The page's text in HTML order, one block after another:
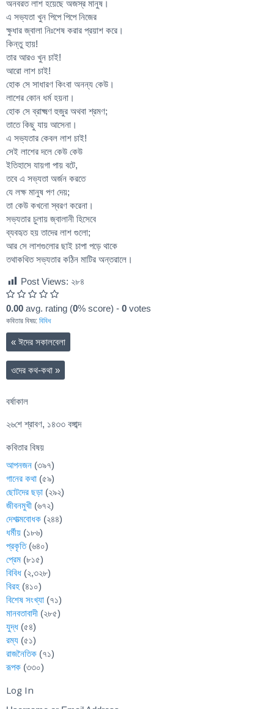
অনবরত লাশ হয়েছে অজস্র মানুষ।
এ সভ্যতা খুন পিপে পিপে নিজের
ক্ষুধার জ্বালা নিঃশেষ করার প্রয়াশ করে।
কিন্তু হায়!
তার আরও খুন চাই!
আরো লাশ চাই!
হোক সে সাধারণ কিংবা অনন্য কেউ।
লাশের কোন ধর্ম হয়না।
হোক সে ব্রাক্ষ্মণ হুজুর অথবা শ্রমণ;
তাতে কিছু যায় আসেনা।
এ সভ্যতার কেবল লাশ চাই!
সেই লাশের দলে কেউ কেউ
ইতিহাসে যায়গা পায় বটে,
তবে এ সভ্যতা অর্জন করতে
যে লক্ষ মানুষ পণ দেয়;
তা কেউ কখনো স্বরণ করেনা।
সভ্যতার চুলায় জ্বালানী হিসেবে
ব্যবহৃত হয় তাদের লাশ গুলো;
আর সে লাশগুলোর ছাই চাপা পড়ে থাকে
তথাকথিত সভ্যতার কঠিন মাটির অন্তরালে।
Post Views: ২৮৪
0.00 avg. rating (0% score) - 0 votes
কবিতার বিষয়: বিবিধ
« ঈদের সকালবেলা
ওদের কথ-কথা »
বর্ষাকাল
২৬শে শ্রাবণ, ১৪৩৩ বঙ্গাব্দ
কবিতার বিষয়
আপনজন (৩৯৭)
গানের কথা (৫৯)
ছোটদের ছড়া (২৯২)
জীবনমুখী (৬৭২)
দেশাত্মবোধক (২৪৪)
ধর্মীয় (১৮৬)
প্রকৃতি(৬৪০)
প্রেম (৮১৫)
বিবিধ (২,৩২৮)
বিরহ (৪১০)
বিশেষ সংখ্যা (৭১)
মানবতাবাদী (২৮৫)
যুদ্ধ (৫৪)
রম্য (৫১)
রাজনৈতিক (৭১)
রূপক (৩৩০)
Log In